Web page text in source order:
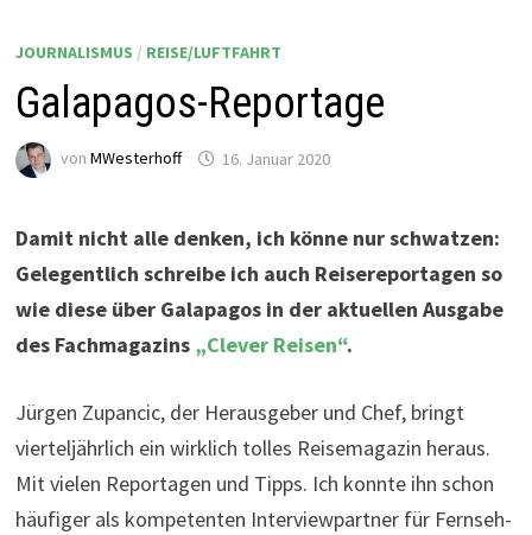
JOURNALISMUS / REISE/LUFTFAHRT
Galapagos-Reportage
von MWesterhoff 16. Januar 2020
Damit nicht alle denken, ich könne nur schwatzen:
Gelegentlich schreibe ich auch Reisereportagen so
wie diese über Galapagos in der aktuellen Ausgabe
des Fachmagazins „Clever Reisen“.
Jürgen Zupancic, der Herausgeber und Chef, bringt
vierteljährlich ein wirklich tolles Reisemagazin heraus.
Mit vielen Reportagen und Tipps. Ich konnte ihn schon
häufiger als kompetenten Interviewpartner für Fernseh-